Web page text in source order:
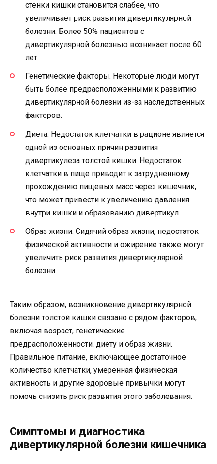
стенки кишки становится слабее, что
увеличивает риск развития дивертикулярной
болезни. Более 50% пациентов с
дивертикулярной болезнью возникает после 60
лет.
Генетические факторы. Некоторые люди могут
быть более предрасположенными к развитию
дивертикулярной болезни из-за наследственных
факторов.
Диета. Недостаток клетчатки в рационе является
одной из основных причин развития
дивертикулеза толстой кишки. Недостаток
клетчатки в пище приводит к затрудненному
прохождению пищевых масс через кишечник,
что может привести к увеличению давления
внутри кишки и образованию дивертикул.
Образ жизни. Сидячий образ жизни, недостаток
физической активности и ожирение также могут
увеличить риск развития дивертикулярной
болезни.
Таким образом, возникновение дивертикулярной
болезни толстой кишки связано с рядом факторов,
включая возраст, генетические
предрасположенности, диету и образ жизни.
Правильное питание, включающее достаточное
количество клетчатки, умеренная физическая
активность и другие здоровые привычки могут
помочь снизить риск развития этого заболевания.
Симптомы и диагностика
дивертикулярной болезни кишечника